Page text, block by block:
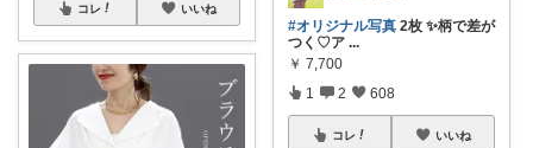
コレ いいね
#オリジナル写真 2枚 ✨柄で差が
つく♡ア ...
￥ 7,700
1 2 608
コレ いいね